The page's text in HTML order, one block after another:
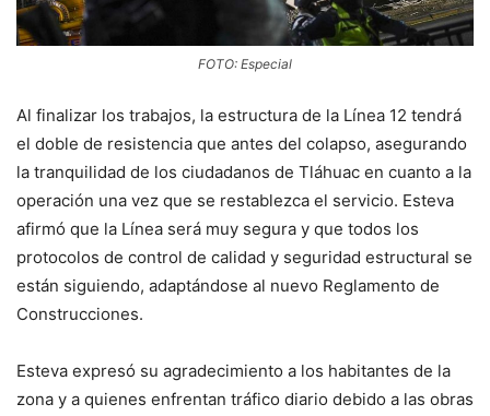
FOTO: Especial
Al finalizar los trabajos, la estructura de la Línea 12 tendrá
el doble de resistencia que antes del colapso, asegurando
la tranquilidad de los ciudadanos de Tláhuac en cuanto a la
operación una vez que se restablezca el servicio. Esteva
afirmó que la Línea será muy segura y que todos los
protocolos de control de calidad y seguridad estructural se
están siguiendo, adaptándose al nuevo Reglamento de
Construcciones.
Esteva expresó su agradecimiento a los habitantes de la
zona y a quienes enfrentan tráfico diario debido a las obras